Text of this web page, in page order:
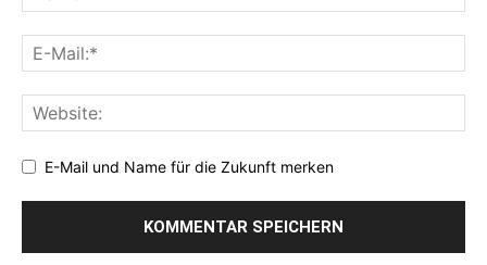
E-Mail und Name für die Zukunft merken